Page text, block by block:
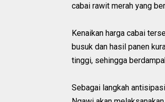
cabai rawit merah yang
Kenaikan harga cabai
busuk dan hasil panen
tinggi, sehingga
Sebagai langkah